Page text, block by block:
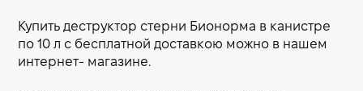
Купить деструктор стерни Бионорма в канистре
по 10 л с бесплатной доставкою можно в нашем
интернет- магазине.